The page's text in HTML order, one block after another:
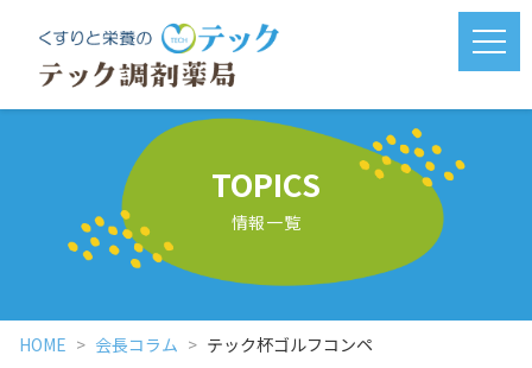
メニ
TOPICS
情報一覧
HOME 会長コラム テック杯ゴルフコンペ